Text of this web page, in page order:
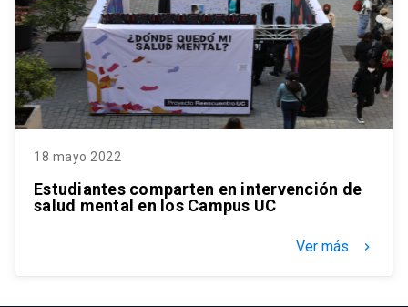
18 mayo 2022
Estudiantes comparten en intervención de
salud mental en los Campus UC
Ver más keyboard_arrow_right